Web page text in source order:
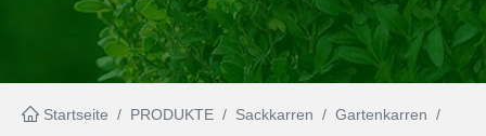
Startseite / PRODUKTE / Sackkarren / Gartenkarren /